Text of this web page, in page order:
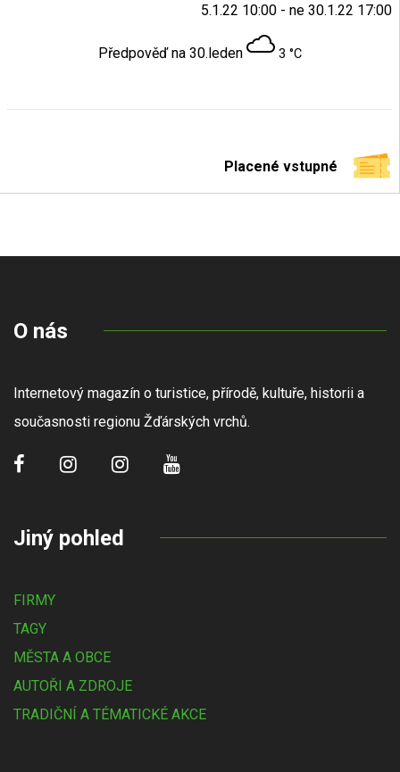
5.1.22 10:00 - ne 30.1.22 17:00
Předpověď na 30.leden 3 °C
Placené vstupné
O nás
Internetový magazín o turistice, přírodě, kultuře, historii a
současnosti regionu Žďárských vrchů.
Jiný pohled
FIRMY
TAGY
MĚSTA A OBCE
AUTOŘI A ZDROJE
TRADIČNÍ A TÉMATICKÉ AKCE